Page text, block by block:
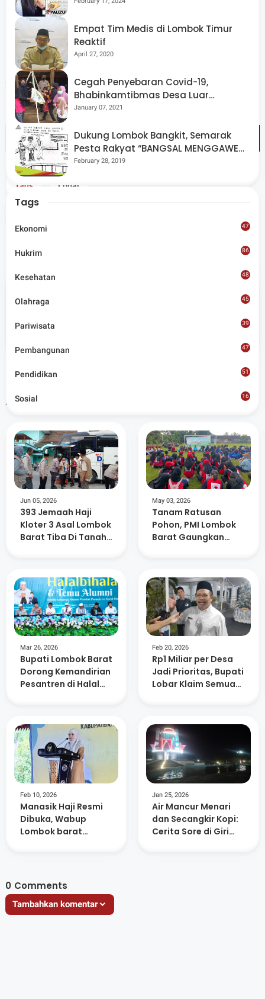
bersama untuk mendukung terwujudnya ASN yang
mandiri, kolaboratif, dan siap menghadapi tantangan
perubahan zaman. Hal ini sejalan dengan tagline dan visi
Bupati Lombok Barat Maju, Mandiri dan Berkeadilan
serta Sejahtera dari Desa. Acara ini berjalan lancar dan
penuh sukacita. (*)
Tags Lobar
Situs berita terpercaya yang mengunggulkan nilai
merangkum ragam peristiwa pendidikan, sosial,
Artikel Terkait
Jun 05, 2026
393 Jemaah Haji
Kloter 3 Asal Lombok
Barat Tiba Di Tanah
May 03, 2026
Tanam Ratusan
Pohon, PMI Lombok
Barat Gaungkan
Mar 26, 2026
Bupati Lombok Barat
Dorong Kemandirian
Pesantren di Halal
Feb 20, 2026
Rp1 Miliar per Desa
Jadi Prioritas, Bupati
Lobar Klaim Semua
Feb 10, 2026
Manasik Haji Resmi
Dibuka, Wabup
Lombok barat
Jan 25, 2026
Air Mancur Menari
dan Secangkir Kopi:
Cerita Sore di Giri
0 Comments
Tambahkan komentar
Empat Tim Medis di Lombok Timur
Reaktif
April 27, 2020
Cegah Penyebaran Covid-19,
Bhabinkamtibmas Desa Luar
Pantau Kegiatan Posyandu
January 07, 2021
Dukung Lombok Bangkit, Semarak
Pesta Rakyat “BANGSAL MENGGAWE”
Kembali Digelar Para Seniman Di
February 28, 2019
Tags
Ekonomi 47
Hukrim 86
Kesehatan 48
Olahraga 45
Pariwisata 39
Pembangunan 47
Pendidikan 51
Sosial
16